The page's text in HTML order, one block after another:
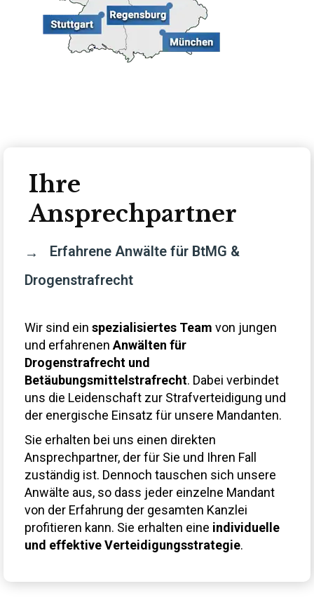
Ihre
Ansprechpartner
Erfahrene Anwälte für BtMG &
Drogenstrafrecht
Wir sind ein spezialisiertes Team von jungen
und erfahrenen Anwälten für
Drogenstrafrecht und
Betäubungsmittelstrafrecht. Dabei verbindet
uns die Leidenschaft zur Strafverteidigung und
der energische Einsatz für unsere Mandanten.
Sie erhalten bei uns einen direkten
Ansprechpartner, der für Sie und Ihren Fall
zuständig ist. Dennoch tauschen sich unsere
Anwälte aus, so dass jeder einzelne Mandant
von der Erfahrung der gesamten Kanzlei
profitieren kann. Sie erhalten eine individuelle
und effektive Verteidigungsstrategie.